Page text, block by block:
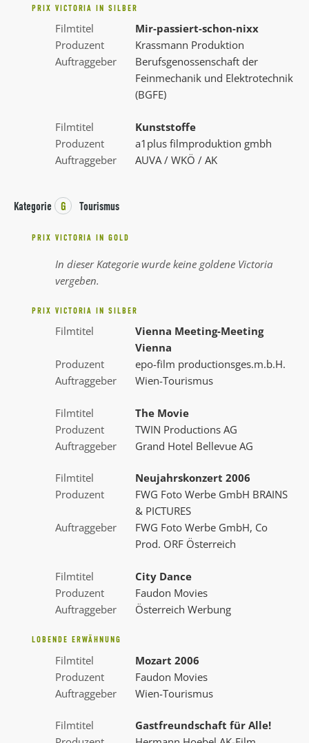
PRIX VICTORIA IN SILBER
Filmtitel
Mir-passiert-schon-nixx
Produzent
Krassmann Produktion
Auftraggeber
Berufsgenossenschaft der
Feinmechanik und Elektrotechnik
(BGFE)
Filmtitel
Kunststoffe
Produzent
a1plus filmproduktion gmbh
Auftraggeber
AUVA / WKÖ / AK
Kategorie G Tourismus
PRIX VICTORIA IN GOLD
In dieser Kategorie wurde keine goldene Victoria
vergeben.
PRIX VICTORIA IN SILBER
Filmtitel
Vienna Meeting-Meeting
Vienna
Produzent
epo-film productionsges.m.b.H.
Auftraggeber
Wien-Tourismus
Filmtitel
The Movie
Produzent
TWIN Productions AG
Auftraggeber
Grand Hotel Bellevue AG
Filmtitel
Neujahrskonzert 2006
Produzent
FWG Foto Werbe GmbH BRAINS
& PICTURES
Auftraggeber
FWG Foto Werbe GmbH, Co
Prod. ORF Österreich
Filmtitel
City Dance
Produzent
Faudon Movies
Auftraggeber
Österreich Werbung
LOBENDE ERWÄHNUNG
Filmtitel
Mozart 2006
Produzent
Faudon Movies
Auftraggeber
Wien-Tourismus
Filmtitel
Gastfreundschaft für Alle!